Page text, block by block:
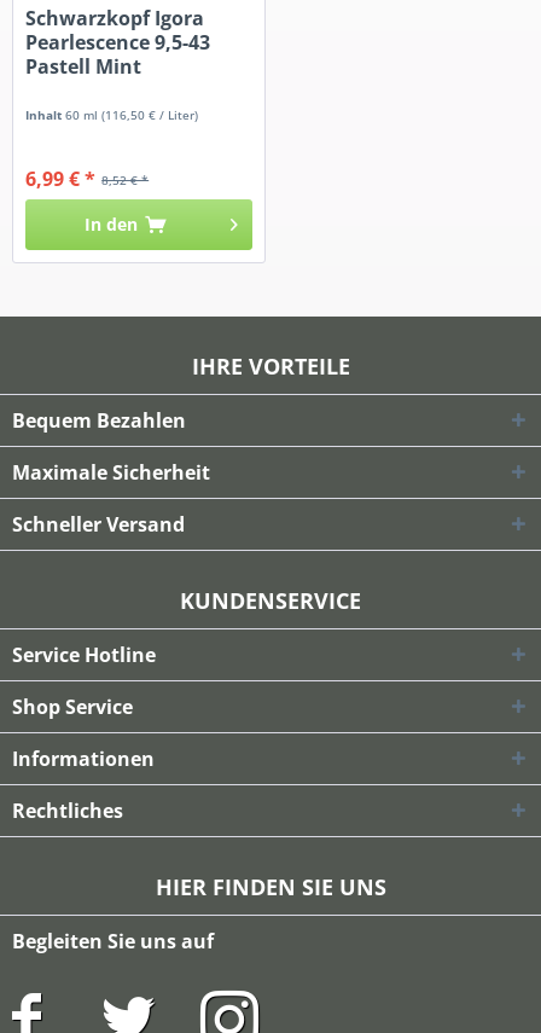
Schwarzkopf Igora
Pearlescence 9,5-43
Pastell Mint
Inhalt60 ml(116,50 € / Liter)
8,52 € *
6,99 € *
In den
IHRE VORTEILE
Bequem Bezahlen
Maximale Sicherheit
Schneller Versand
KUNDENSERVICE
Service Hotline
Shop Service
Informationen
Rechtliches
HIER FINDEN SIE UNS
Begleiten Sie uns auf